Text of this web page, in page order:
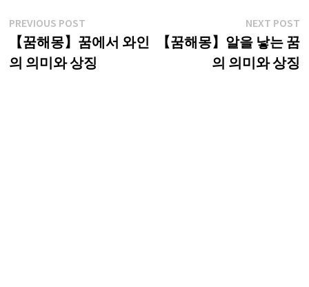
글
탐
색
PREVIOUS POSTPrevious
post:
【꿈해몽】꿈에서 와인
의 의미와 상징
NEXT POST
【꿈해몽】알을 낳는 꿈
의 의미와 상징